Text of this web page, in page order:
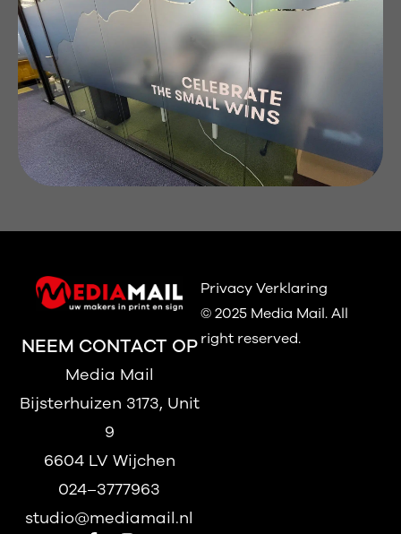
NEEM CONTACT OP
Media Mail
Bijsterhuizen 3173, Unit
9
6604 LV Wijchen
024–3777963
studio@mediamail.nl
Privacy Verklaring
© 2025 Media Mail.All
right reserved.